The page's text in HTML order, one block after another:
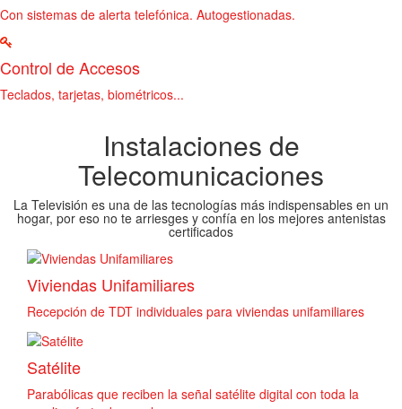
Con sistemas de alerta telefónica. Autogestionadas.
Control de Accesos
Teclados, tarjetas, biométricos...
Instalaciones de
Telecomunicaciones
La Televisión es una de las tecnologías más indispensables en un
hogar, por eso no te arriesges y confía en los mejores antenistas
certificados
Viviendas Unifamiliares
Recepción de TDT individuales para viviendas unifamiliares
Satélite
Parabólicas que reciben la señal satélite digital con toda la